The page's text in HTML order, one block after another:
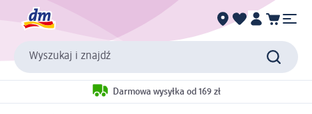
Wyszukaj i znajdź
Darmowa wysyłka od 169 zł